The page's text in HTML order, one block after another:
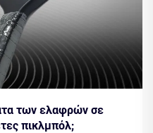
των ελαφρών σε
πικλμπόλ;